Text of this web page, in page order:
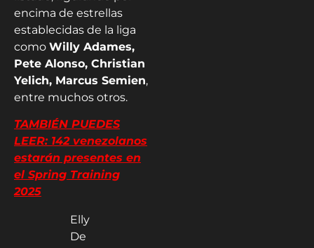
encima de estrellas
establecidas de la liga
como Willy Adames,
Pete Alonso, Christian
Yelich, Marcus Semien,
entre muchos otros.
TAMBIÉN PUEDES
LEER: 142 venezolanos
estarán presentes en
el Spring Training
2025
Elly
De